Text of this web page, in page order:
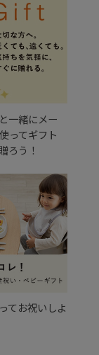
一緒にメー
ってギフト
ろう！
てお祝いしよ